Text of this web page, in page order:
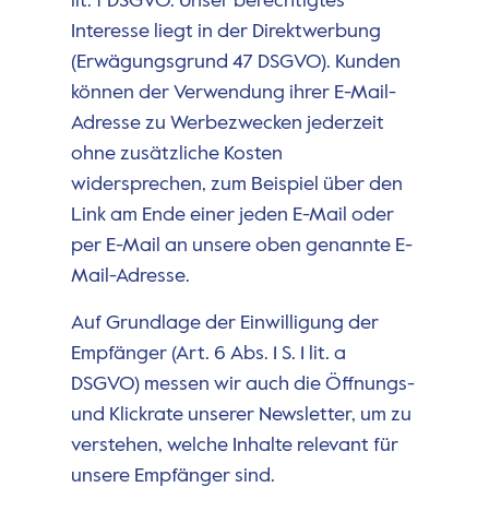
Interesse liegt in der Direktwerbung
(Erwägungsgrund 47 DSGVO). Kunden
können der Verwendung ihrer E-Mail-
Adresse zu Werbezwecken jederzeit
ohne zusätzliche Kosten
widersprechen, zum Beispiel über den
Link am Ende einer jeden E-Mail oder
per E-Mail an unsere oben genannte E-
Mail-Adresse.
Auf Grundlage der Einwilligung der
Empfänger (Art. 6 Abs. 1 S. 1 lit. a
DSGVO) messen wir auch die Öffnungs-
und Klickrate unserer Newsletter, um zu
verstehen, welche Inhalte relevant für
unsere Empfänger sind.